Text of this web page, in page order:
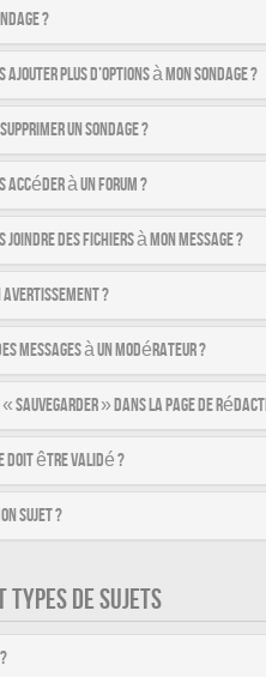
?
ajouter plus d’options à mon sondage ?
un sondage ?
accéder à un forum ?
joindre des fichiers à mon message ?
avertissement ?
messages à un modérateur ?
Sauvegarder » dans la page de
doit être validé ?
sujet ?
TYPES DE SUJETS